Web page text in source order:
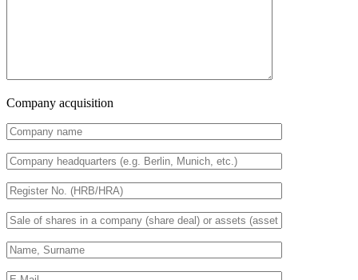
Company acquisition